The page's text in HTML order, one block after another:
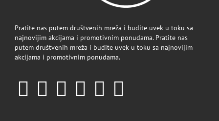
Pratite nas putem društvenih mreža i budite uvek u toku sa
najnovijim akcijama i promotivnim ponudama. Pratite nas
putem društvenih mreža i budite uvek u toku sa najnovijim
akcijama i promotivnim ponudama.